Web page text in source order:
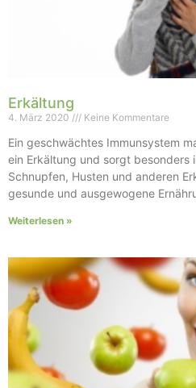
Erkältung
4. März 2020 Keine Kommentare
Ein geschwächtes Immunsystem
ein Erkältung und sorgt besonders
Schnupfen, Husten und anderen
gesunde und ausgewogene
Weiterlesen »